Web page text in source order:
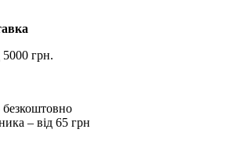
5000 грн.
безкоштовно
– від 65 грн